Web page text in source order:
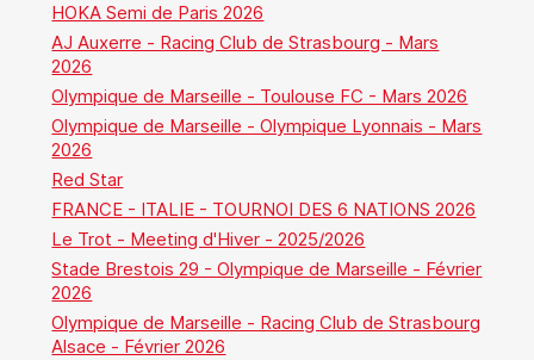
HOKA Semi de Paris 2026
AJ Auxerre - Racing Club de Strasbourg - Mars
2026
Olympique de Marseille - Toulouse FC - Mars 2026
Olympique de Marseille - Olympique Lyonnais - Mars
2026
Red Star
FRANCE - ITALIE - TOURNOI DES 6 NATIONS 2026
Le Trot - Meeting d'Hiver - 2025/2026
Stade Brestois 29 - Olympique de Marseille - Février
2026
Olympique de Marseille - Racing Club de Strasbourg
Alsace - Février 2026